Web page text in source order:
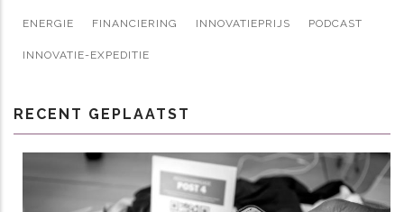
ENERGIE FINANCIERING INNOVATIEPRIJS PODCAST
INNOVATIE-EXPEDITIE
RECENT GEPLAATST